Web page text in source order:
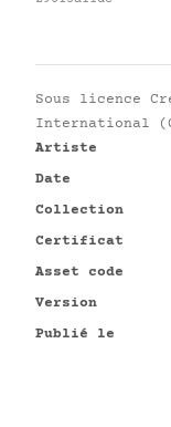
Sous licence
International
Artiste
Date
Collection
Certificat
Asset code
Version
Publié le